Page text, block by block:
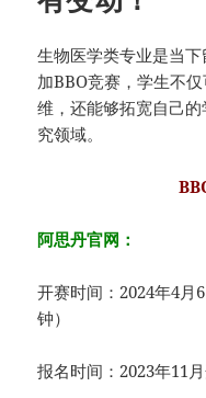
生物医学类专业是当
加BBO竞赛，学生不
维，还能够拓宽自己
究领域。
阿思丹官网：
开赛时间：2024年4月
钟）
报名时间：2023年11